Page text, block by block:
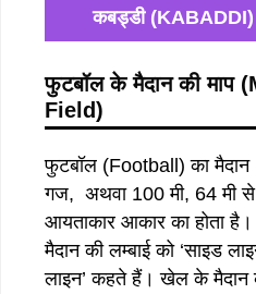
कबड्डी (KABADDI)
फुटबॉल के मैदान की माप (
Field)
फुटबॉल (Football) का
गज, अथवा 100 मी, 64 मी
आयताकार आकार का होता
मैदान की लम्बाई को ‘साइड
लाइन’ कहते हैं। खेल के मैदान